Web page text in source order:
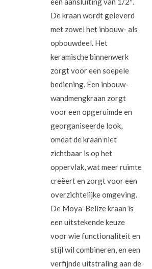
De kraan wordt geleverd
met zowel het inbouw- als
opbouwdeel. Het
keramische binnenwerk
zorgt voor een soepele
bediening. Een inbouw-
wandmengkraan zorgt
voor een opgeruimde en
georganiseerde look,
omdat de kraan niet
zichtbaar is op het
oppervlak, wat meer ruimte
creëert en zorgt voor een
overzichtelijke omgeving.
De Moya-Belize kraan is
een uitstekende keuze
voor wie functionaliteit en
stijl wil combineren, en een
verfijnde uitstraling aan de